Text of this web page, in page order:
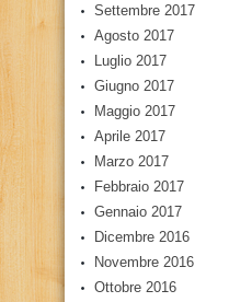
Settembre 2017
Agosto 2017
Luglio 2017
Giugno 2017
Maggio 2017
Aprile 2017
Marzo 2017
Febbraio 2017
Gennaio 2017
Dicembre 2016
Novembre 2016
Ottobre 2016